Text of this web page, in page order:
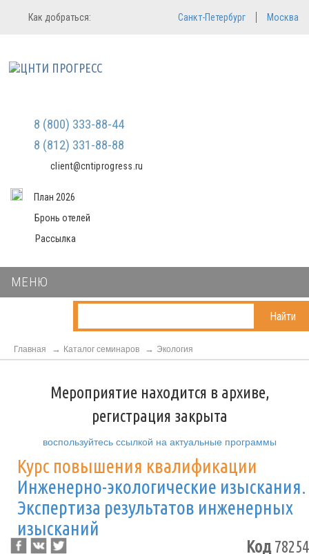
Регистрация
Мы не передаем ваши данные
третьим лицам и не рассылаем
Вход в систему
Как добраться: Санкт-Петербург Москва
8 (800) 333-88-44
8 (812) 331-88-88
client@cntiprogress.ru
План 2026
Бронь отелей
Рассылка
МЕНЮ
Найти
Главная Каталог семинаров Экология
Мероприятие находится в архиве,
регистрация закрыта
воспользуйтесь ссылкой на актуальные программы
Курс повышения квалификации
Инженерно-экологические изыскания.
Экспертиза результатов инженерных
изысканий
Код78254